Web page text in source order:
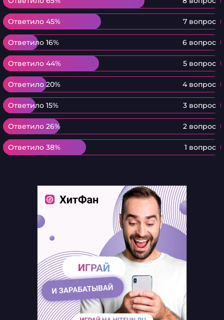
Ответило 45% 7 вопрос
Ответило 45%
Ответило 16% 6 вопрос
Ответило 16%
Ответило 44% 5 вопрос
Ответило 44%
Ответило 20% 4 вопрос
Ответило 20%
Ответило 15% 3 вопрос
Ответило 15%
Ответило 26% 2 вопрос
Ответило 26%
Ответило 38% 1 вопрос
Ответило 38%